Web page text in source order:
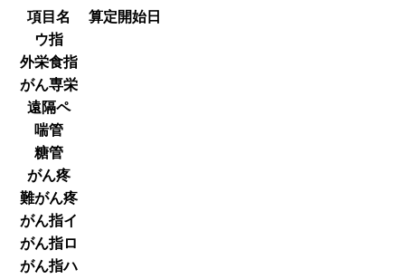
項目名
算定開始日
ウ指
外栄食指
がん専栄
遠隔ペ
喘管
糖管
がん疼
難がん疼
がん指イ
がん指ロ
がん指ハ